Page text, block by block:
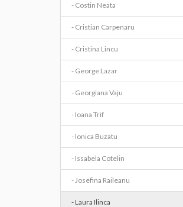
- Costin Neata
- Cristian Carpenaru
- Cristina Lincu
- George Lazar
- Georgiana Vaju
- Ioana Trif
- Ionica Buzatu
- Issabela Cotelin
- Josefina Raileanu
- Laura Ilinca